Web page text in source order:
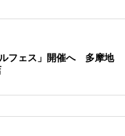
フェス」開催へ 多摩地